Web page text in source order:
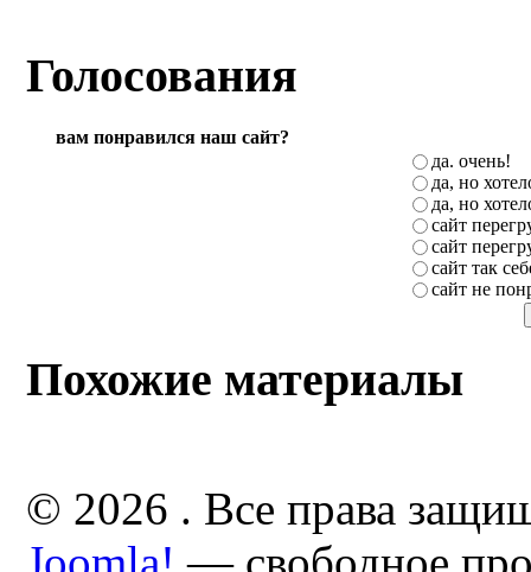
Голосования
вам понравился наш сайт?
да. очень!
да, но
да, но
сайт
сайт
сайт так
сайт не
Похожие материалы
© 2026 . Все права